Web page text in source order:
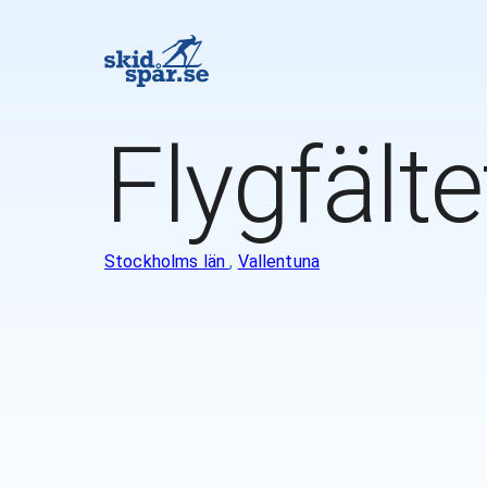
Stockholms län, Vallentuna